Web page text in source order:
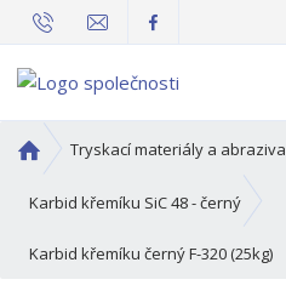
v
o
n
Tryskací materiály a abraziva
Karbid křemíku SiC 48 - černý
Karbid křemíku černý F-320 (25kg)